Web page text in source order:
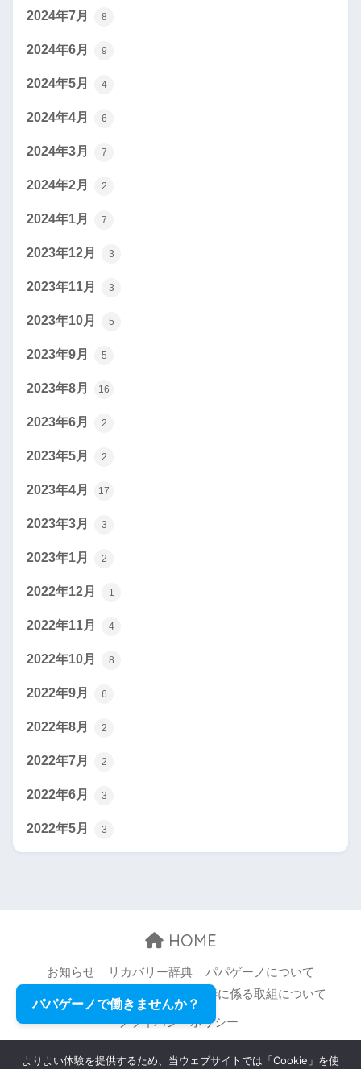
2024年7月 8
2024年6月 9
2024年5月 4
2024年4月 6
2024年3月 7
2024年2月 2
2024年1月 7
2023年12月 3
2023年11月 3
2023年10月 5
2023年9月 5
2023年8月 16
2023年6月 2
2023年5月 2
2023年4月 17
2023年3月 3
2023年1月 2
2022年12月 1
2022年11月 4
2022年10月 8
2022年9月 6
2022年8月 2
2022年7月 2
2022年6月 3
2022年5月 3
HOME
お知らせ リカバリー辞典
パパゲーノについて
職場環境等の改善に係る取組について
プライバシーポリシー
© 2026 Papageno,Inc. All rights reserved.
パパゲーノで働きませんか？
よりよい体験を提供するため、当ウェブサイトでは「Cookie」を使